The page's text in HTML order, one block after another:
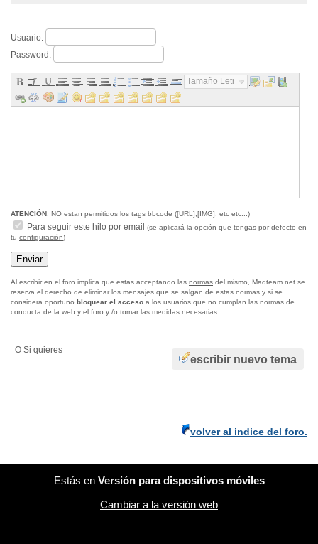
Usuario:
Password:
Tamaño Letra...
ATENCIÓN: NO estan permitidos los tags bbcode ([URL],[IMG], etc etc...)
Para seguir este hilo por email
(se aplicará la opción que tengas por defecto en
tu configuración)
Al escribir en el foro implica que estas acceptando las normas del mismo, Madteam.net se
reserva el derecho de eliminar los mensajes que se salgan de estas normas y si se
considera oportuno bloquear el acceso a los usuarios que no cumplan las normas de
conducta de la web y el foro y /o tomar las medidas necesarias.
escribir nuevo tema
O Si quieres
volver al indice del foro.
Estás en Versión para dispositivos móviles
Cambiar a la versión web